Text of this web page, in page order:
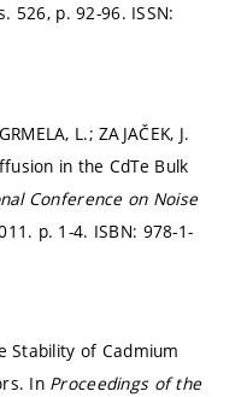
526, p. 92-96. ISSN:
L.; ZAJAČEK, J.
in the CdTe Bulk
Conference on Noise
p. 1-4. ISBN: 978-1-
Stability of Cadmium
In Proceedings of the